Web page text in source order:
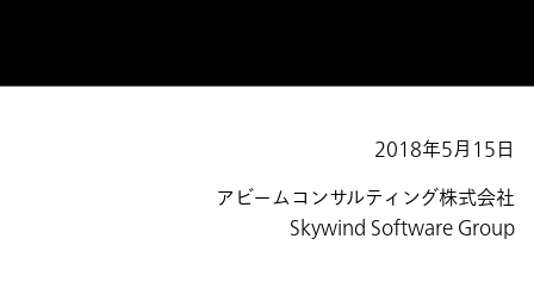
2018年5月15日
アビームコンサルティング株式会社
Skywind Software Group